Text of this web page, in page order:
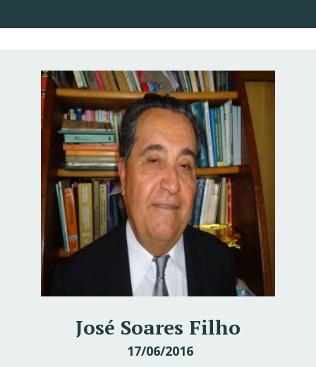
José Soares Filho
17/06/2016